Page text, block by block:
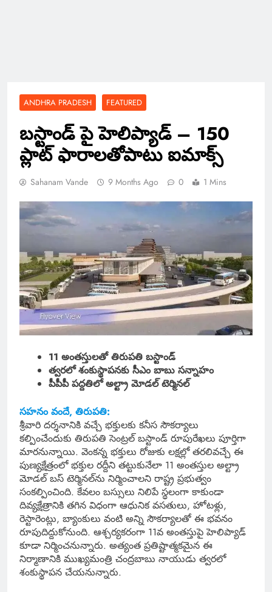
ANDHRA PRADESH FEATURED
బస్టాండ్‌ పై హెలిప్యాడ్‌ – 150
ప్లాట్‌ ఫారాలతోపాటు ఐమాక్స్‌
Sahanam Vande 9 Months Ago 0 1 Mins
11 అంతస్తులతో తిరుపతి బస్టాండ్
త్వరలో శంకుస్థాపనకు సీఎం బాబు సన్నాహం
పీపీపీ పద్దతిలో అల్ట్రా మోడల్‌ టెర్మినల్‌
సహనం వందే, తిరుపతి:
శ్రీవారి దర్శనానికి వచ్చే భక్తులకు కనీస సౌకర్యాలు
కల్పించేందుకు తిరుపతి సెంట్రల్ బస్టాండ్ రూపురేఖలు పూర్తిగా
మారనున్నాయి. వెంకన్న భక్తులు రోజుకు లక్షల్లో తరలివచ్చే ఈ
పుణ్యక్షేత్రంలో భక్తుల రద్దీని తట్టుకునేలా 11 అంతస్తుల అల్ట్రా
మోడల్ బస్ టెర్మినల్‌ను నిర్మించాలని రాష్ట్ర ప్రభుత్వం
సంకల్పించింది. కేవలం బస్సులు నిలిపే స్థలంగా కాకుండా
దివ్యక్షేత్రానికి తగిన విధంగా ఆధునిక వసతులు, హోటళ్లు,
రెస్టారెంట్లు, బ్యాంకులు వంటి అన్ని సౌకర్యాలతో ఈ భవనం
రూపుదిద్దుకోనుంది. ఆశ్చర్యకరంగా 11వ అంతస్తుపై హెలిప్యాడ్
కూడా నిర్మించనున్నారు. అత్యంత ప్రతిష్టాత్మకమైన ఈ
నిర్మాణానికి ముఖ్యమంత్రి చంద్రబాబు నాయుడు త్వరలో
శంకుస్థాపన చేయనున్నారు.